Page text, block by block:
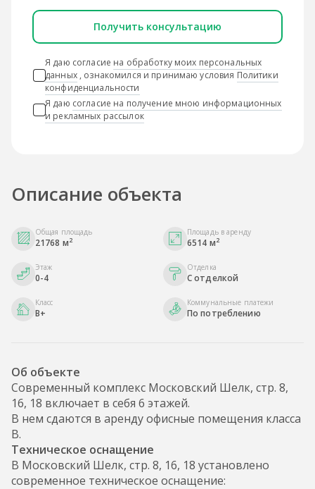
Получить консультацию
Я даю согласие на обработку моих персональных
данных, ознакомился и принимаю условия Политики
конфиденциальности
Я даю согласие на получение мною информационных
и рекламных рассылок
Описание объекта
Общая площадь
21768 м2
Площадь в аренду
6514 м2
Этаж
0-4
Отделка
С отделкой
Класс
B+
Коммунальные платежи
По потреблению
Об объекте
Современный комплекс Московский Шелк, стр. 8,
16, 18 включает в себя 6 этажей.
В нем сдаются в аренду офисные помещения класса
B.
Техническое оснащение
В Московский Шелк, стр. 8, 16, 18 установлено
современное техническое оснащение: